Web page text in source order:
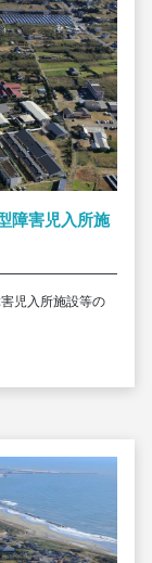
障害児入所施
児入所施設等の